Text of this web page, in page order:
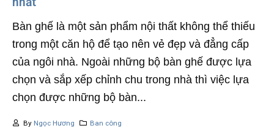
Bàn ghế là một sản phẩm nội thất không thể thiếu
trong một căn hộ để tạo nên vẻ đẹp và đẳng cấp
của ngôi nhà. Ngoài những bộ bàn ghế được lựa
chọn và sắp xếp chỉnh chu trong nhà thì việc lựa
chọn được những bộ bàn...
By Ngọc Hương
Ban công